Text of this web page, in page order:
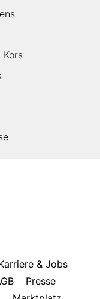
Kors
& Jobs
Presse